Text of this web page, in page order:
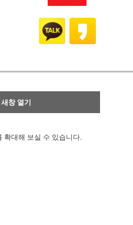
창 열기
확대해 보실 수 있습니다.